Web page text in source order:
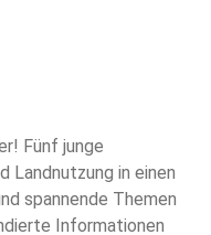
Fünf junge
Landnutzung in einen
spannende Themen
Informationen